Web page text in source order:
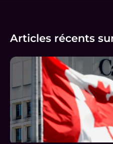
Articles récents